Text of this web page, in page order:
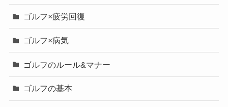
ゴルフ×疲労回復
ゴルフ×病気
ゴルフのルール&マナー
ゴルフの基本